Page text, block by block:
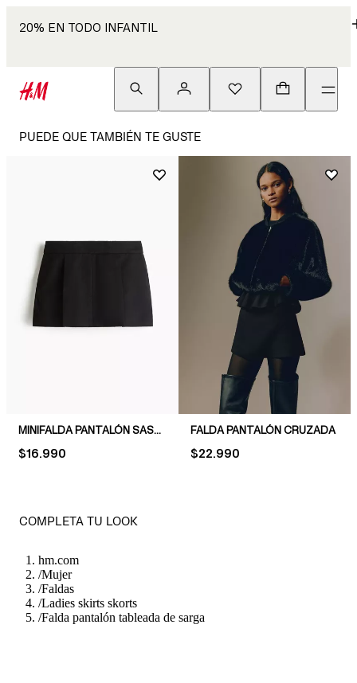
20% EN TODO INFANTIL
PUEDE QUE TAMBIÉN TE GUSTE
MINIFALDA PANTALÓN SASTRE
PRICE:
$16.990
FALDA PANTALÓN CRUZADA
PRICE:
$22.990
COMPLETA TU LOOK
hm.com
/Mujer
/Faldas
/Ladies skirts skorts
/Falda pantalón tableada de sarga